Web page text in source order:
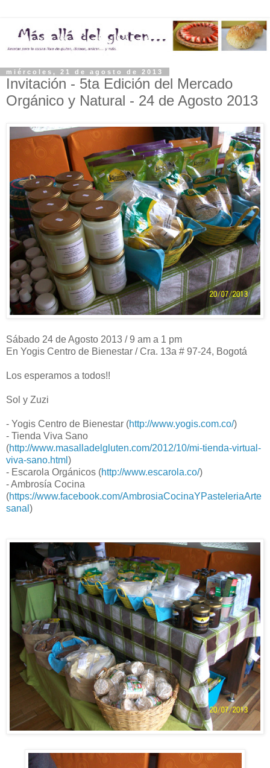
miércoles, 21 de agosto de 2013
Invitación - 5ta Edición del Mercado
Orgánico y Natural - 24 de Agosto 2013
Sábado 24 de Agosto 2013 / 9 am a 1 pm
En Yogis Centro de Bienestar / Cra. 13a # 97-24, Bogotá
Los esperamos a todos!!
Sol y Zuzi
- Yogis Centro de Bienestar (http://www.yogis.com.co/)
- Tienda Viva Sano
(http://www.masalladelgluten.com/2012/10/mi-tienda-virtual-
viva-sano.html )
- Escarola Orgánicos (http://www.escarola.co/)
- Ambrosía Cocina
(https://www.facebook.com/AmbrosiaCocinaYPasteleriaArte
sanal )